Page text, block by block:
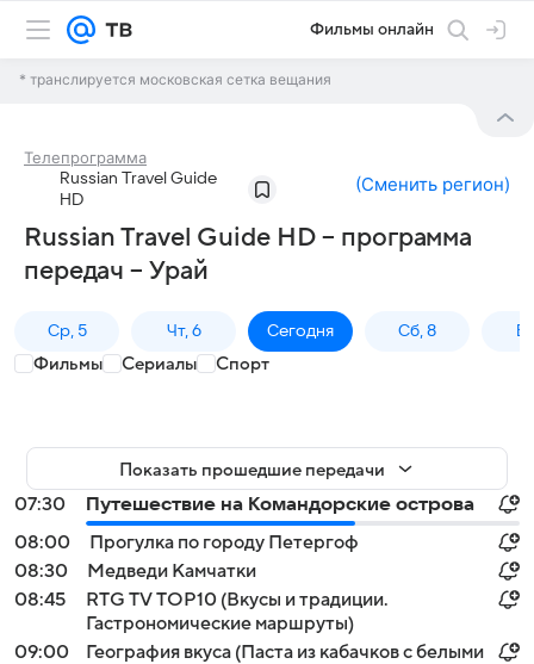
Фильмы онлайн
* транслируется московская сетка вещания
Телепрограмма
Russian Travel Guide
HD
(Сменить регион)
Russian Travel Guide HD – программа
передач – Урай
Ср, 5 Чт, 6 Сегодня Сб, 8
Фильмы Сериалы Спорт
Показать прошедшие передачи
07:30
Путешествие на Командорские острова
08:00
Прогулка по городу Петергоф
08:30
Медведи Камчатки
08:45
RTG TV TOP10 (Вкусы и традиции.
Гастрономические маршруты)
09:00
География вкуса (Паста из кабачков с белыми